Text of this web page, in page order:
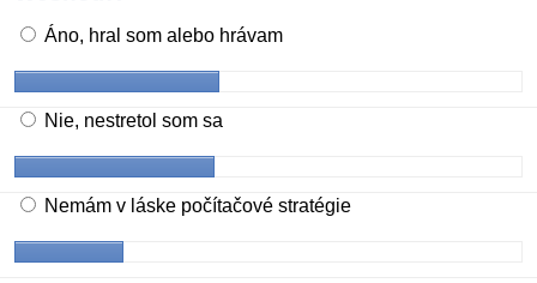
Áno, hral som alebo hrávam
Nie, nestretol som sa
Nemám v láske počítačové stratégie